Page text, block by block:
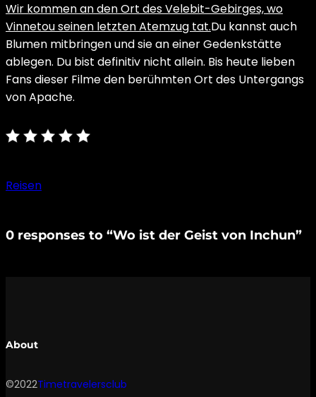
Wir kommen an den Ort des Velebit-Gebirges, wo
Vinnetou seinen letzten Atemzug tat.Du kannst auch
Blumen mitbringen und sie an einer Gedenkstätte
ablegen. Du bist definitiv nicht allein. Bis heute lieben
Fans dieser Filme den berühmten Ort des Untergangs
von Apache.
Reisen
0 responses to “Wo ist der Geist von Inchun”
About
©2022Timetravelersclub